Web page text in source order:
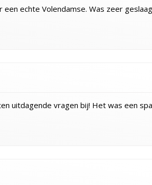
echte Volendamse. Was zeer
uitdagende vragen bij! Het was een